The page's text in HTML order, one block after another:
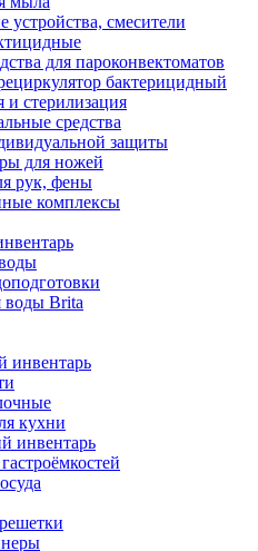
смесители
для пароконвектоматов
бактерицидный
и стерилизация
средства
защиты
для ножей
рук, фены
комплексы
воды Brita
инвентарь
кухни
инвентарь